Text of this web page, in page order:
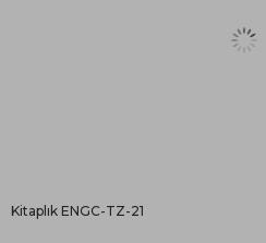
Kitaplık ENGC-TZ-21